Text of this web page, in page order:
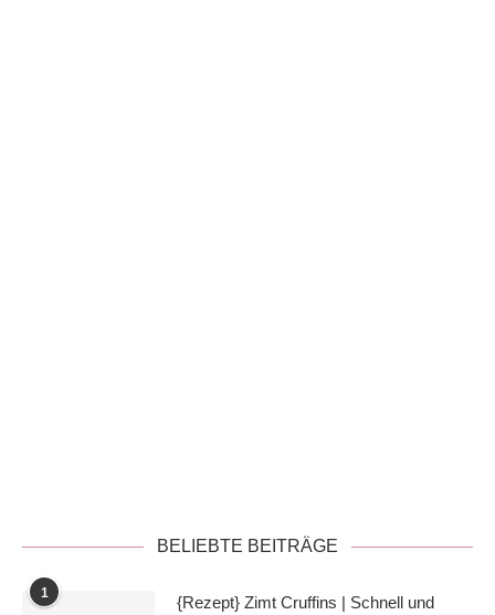
BELIEBTE BEITRÄGE
1
{Rezept} Zimt Cruffins | Schnell und